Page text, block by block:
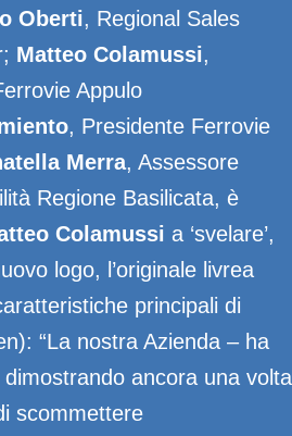
Oberti, Regional Sales
Matteo Colamussi,
Appulo
, Presidente Ferrovie
Merra, Assessore
Regione Basilicata, è
Colamussi a ‘svelare’,
logo, l’originale livrea
principali di
“La nostra Azienda – ha
ancora una volta
scommettere